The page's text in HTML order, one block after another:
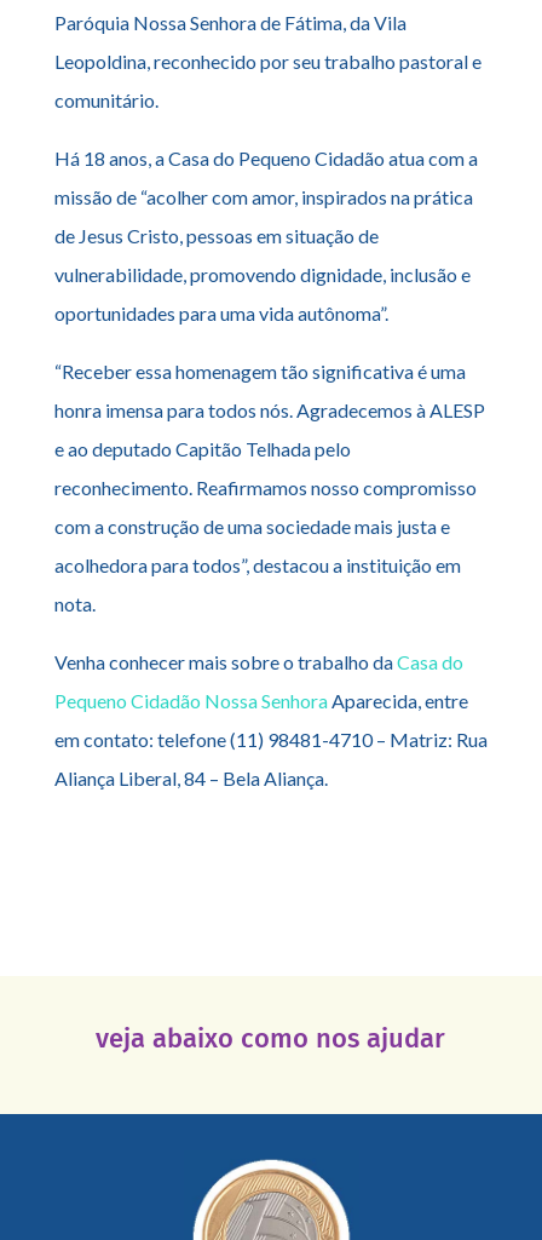
Paróquia Nossa Senhora de Fátima, da Vila
Leopoldina, reconhecido por seu trabalho pastoral e
comunitário.
Há 18 anos, a Casa do Pequeno Cidadão atua com a
missão de “acolher com amor, inspirados na prática
de Jesus Cristo, pessoas em situação de
vulnerabilidade, promovendo dignidade, inclusão e
oportunidades para uma vida autônoma”.
“Receber essa homenagem tão significativa é uma
honra imensa para todos nós. Agradecemos à ALESP
e ao deputado Capitão Telhada pelo
reconhecimento. Reafirmamos nosso compromisso
com a construção de uma sociedade mais justa e
acolhedora para todos”, destacou a instituição em
nota.
Venha conhecer mais sobre o trabalho daCasa do
Pequeno Cidadão Nossa SenhoraAparecida, entre
em contato: telefone (11) 98481-4710 – Matriz: Rua
Aliança Liberal, 84 – Bela Aliança.
veja abaixo como nos ajudar
saiba mais